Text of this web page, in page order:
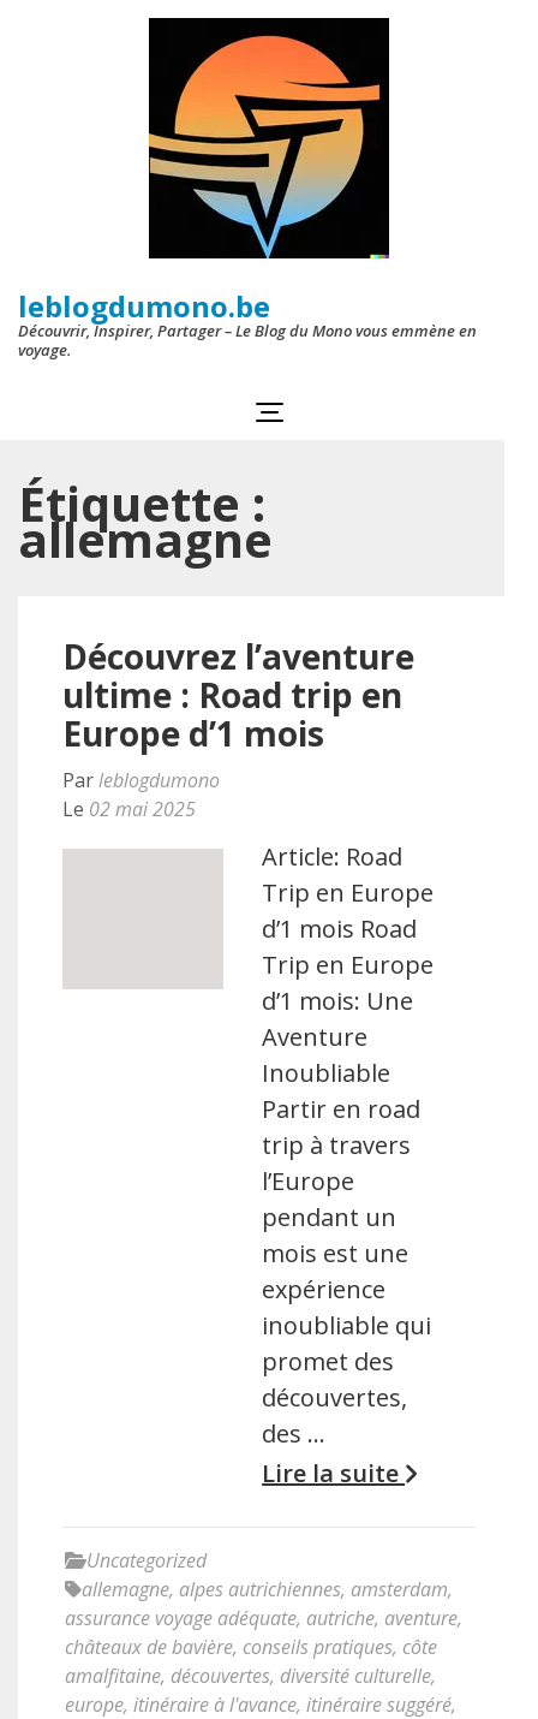
leblogdumono.be
Découvrir, Inspirer, Partager – Le Blog du Mono vous emmène en
voyage.
Étiquette :
allemagne
Découvrez l’aventure
ultime : Road trip en
Europe d’1 mois
Parleblogdumono
Le 02 mai 2025
Article: Road
Trip en Europe
d’1 mois Road
Trip en Europe
d’1 mois: Une
Aventure
Inoubliable
Partir en road
trip à travers
l’Europe
pendant un
mois est une
expérience
inoubliable qui
promet des
découvertes,
des …
Lire la suite
Uncategorized
allemagne, alpes autrichiennes, amsterdam,
assurance voyage adéquate, autriche, aventure,
châteaux de bavière, conseils pratiques, côte
amalfitaine, découvertes, diversité culturelle,
europe, itinéraire à l'avance, itinéraire suggéré,